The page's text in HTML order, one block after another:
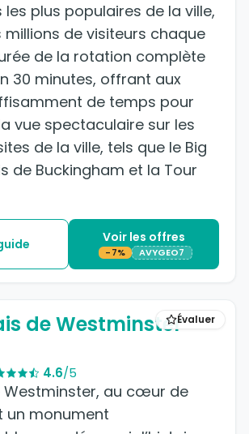
plus populaires de la ville,
de visiteurs chaque
de la rotation complète
30 minutes, offrant aux
de temps pour
vue spectaculaire sur les
de la ville, tels que le Big
de Buckingham et la Tour
Voir les offres
-7% AVYGEO7
Évaluer
de Westminster
4.6/5
Westminster, au cœur de
un monument